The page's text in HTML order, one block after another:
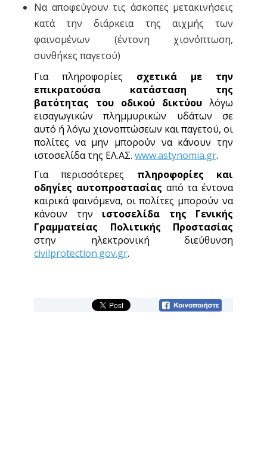
Να αποφεύγουν τις άσκοπες μετακινήσεις
κατά την διάρκεια της αιχμής των
φαινομένων (έντονη χιονόπτωση,
συνθήκες παγετού)
Για πληροφορίες σχετικά με την
επικρατούσα κατάσταση της
βατότητας του οδικού δικτύου λόγω
εισαγωγικών πλημμυρικών υδάτων σε
αυτό ή λόγω χιονοπτώσεων και παγετού, οι
πολίτες να μην μπορούν να κάνουν την
ιστοσελίδα της ΕΛ.ΑΣ. www.astynomia.gr.
Για περισσότερες πληροφορίες και
οδηγίες αυτοπροστασίας από τα έντονα
καιρικά φαινόμενα, οι πολίτες μπορούν να
κάνουν την ιστοσελίδα
της Γενικής
Γραμματείας Πολιτικής Προστασίας
στην ηλεκτρονική διεύθυνση
civilprotection.gov.gr.